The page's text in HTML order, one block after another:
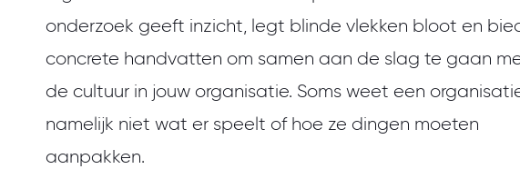
onderzoek geeft inzicht, legt blinde vlekken bloot en
concrete handvatten om samen aan de slag te gaan
de cultuur in jouw organisatie. Soms weet een
namelijk niet wat er speelt of hoe ze dingen moeten
aanpakken.